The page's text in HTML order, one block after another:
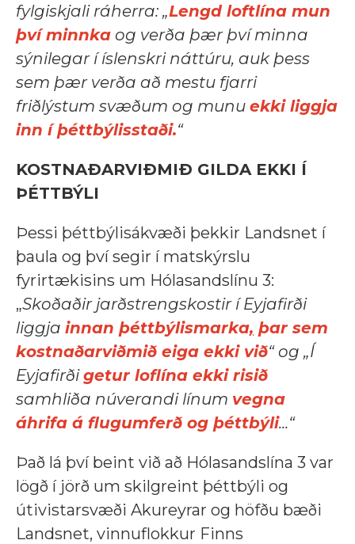
fylgiskjali ráherra: „Lengd loftlína mun
því minnka og verða þær því minna
sýnilegar í íslenskri náttúru, auk þess
sem þær verða að mestu fjarri
friðlýstum svæðum og munu ekki liggja
inn í þéttbýlisstaði.“
KOSTNAÐARVIÐMIÐ GILDA EKKI Í
ÞÉTTBÝLI
Þessi þéttbýlisákvæði þekkir Landsnet í
þaula og því segir í matskýrslu
fyrirtækisins um Hólasandslínu 3:
„Skoðaðir jarðstrengskostir í Eyjafirði
liggja innan þéttbýlismarka, þar sem
kostnaðarviðmið eiga ekki við“ og „Í
Eyjafirðigetur loflína ekki risið
samhliða núverandi línum vegna
áhrifa á flugumferð og þéttbýli...“
Það lá því beint við að Hólasandslína 3 var
lögð í jörð um skilgreint þéttbýli og
útivistarsvæði Akureyrar og höfðu bæði
Landsnet, vinnuflokkur Finns